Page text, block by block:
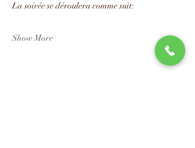
La soirée se déroulera comme suit:
Show More